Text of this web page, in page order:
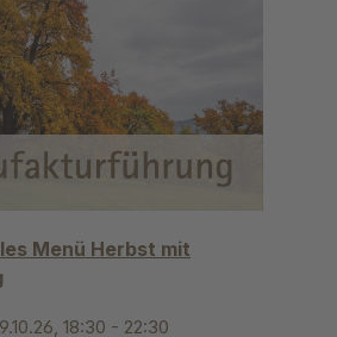
Menü Herbst mit
18:30 - 22:30